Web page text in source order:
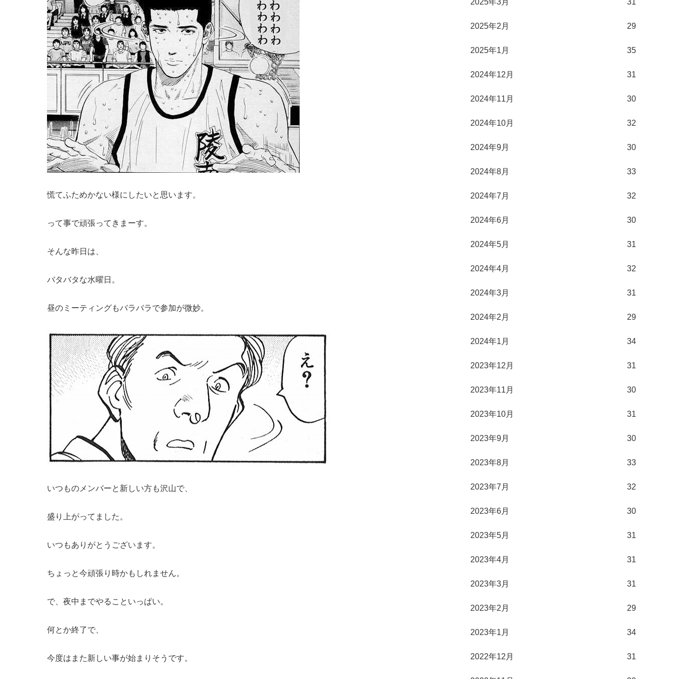
慌てふためかない様にしたいと思います。
って事で頑張ってきまーす。
そんな昨日は、
バタバタな水曜日。
昼のミーティングもバラバラで参加が微妙。
いつものメンバーと新しい方も沢山で、
盛り上がってました。
いつもありがとうございます。
ちょっと今頑張り時かもしれません。
で、夜中までやることいっぱい。
何とか終了で、
今度はまた新しい事が始まりそうです。
2025年3月 31
2025年2月 29
2025年1月 35
2024年12月 31
2024年11月 30
2024年10月 32
2024年9月 30
2024年8月 33
2024年7月 32
2024年6月 30
2024年5月 31
2024年4月 32
2024年3月 31
2024年2月 29
2024年1月 34
2023年12月 31
2023年11月 30
2023年10月 31
2023年9月 30
2023年8月 33
2023年7月 32
2023年6月 30
2023年5月 31
2023年4月 31
2023年3月 31
2023年2月 29
2023年1月 34
2022年12月 31